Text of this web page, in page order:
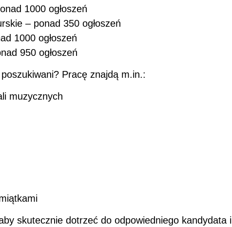
1000 ogłoszeń
– ponad 350 ogłoszeń
1000 ogłoszeń
950 ogłoszeń
Pracę znajdą m.in.:
muzycznych
skutecznie dotrzeć do odpowiedniego kandydata i